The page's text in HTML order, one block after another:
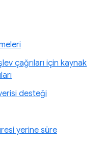
çağrıları için kaynak
desteği
yerine süre